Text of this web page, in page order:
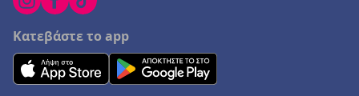
Κατεβάστε το app